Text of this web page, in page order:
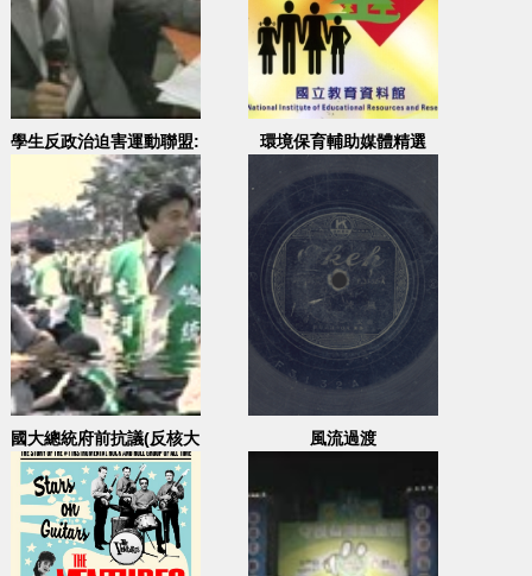
學生反政治迫害運動聯盟:
台北車站靜坐
環境保育輔助媒體精選
國大總統府前抗議(反核大
遊行)
風流過渡